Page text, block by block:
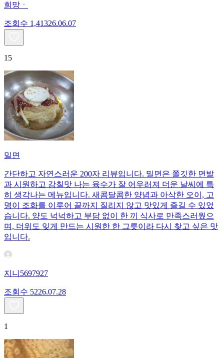
희망ㆍ
조회수 1,41326.06.07
15
밀면
간단하고 자연스러운 200자 리뷰입니다. 밀면은 쫄깃한 면발
과 시원하고 감칠맛 나는 육수가 잘 어우러져 더운 날씨에 특
히 생각나는 메뉴입니다. 새콤달콤한 양념과 아삭한 오이, 고
명이 조화를 이루어 끝까지 질리지 않고 맛있게 즐길 수 있었
습니다. 양도 넉넉하고 부담 없이 한 끼 식사로 만족스러웠으
며, 더위도 잊게 만드는 시원한 한 그릇이라 다시 찾고 싶은 맛
입니다.
지니5697927
조회수 5226.07.28
1